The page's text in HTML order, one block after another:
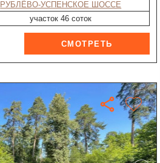
РУБЛЁВО-УСПЕНСКОЕ ШОССЕ
участок 46 соток